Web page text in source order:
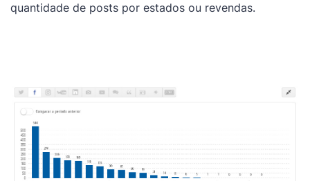
quantidade de posts por estados ou revendas.